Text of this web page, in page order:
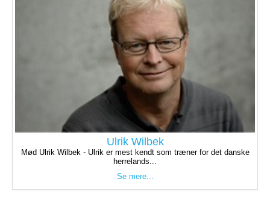
Ulrik Wilbek
Mød Ulrik Wilbek - Ulrik er mest kendt som træner for det danske
herrelands...
Se mere...